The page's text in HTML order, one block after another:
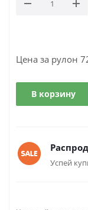
Цена за рулон
В корзину
Успей